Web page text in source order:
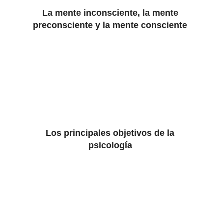
La mente inconsciente, la mente
preconsciente y la mente consciente
Los principales objetivos de la
psicología